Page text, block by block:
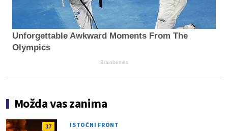
Unforgettable Awkward Moments From The
Olympics
Brainberries
Možda vas zanima
17 ISTOČNI FRONT